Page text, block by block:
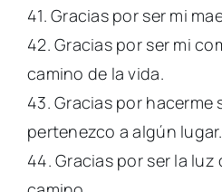
41. Gracias por ser mi
42. Gracias por ser mi
camino de la vida.
43. Gracias por hacerme
pertenezco a algún lugar.
44. Gracias por ser la luz